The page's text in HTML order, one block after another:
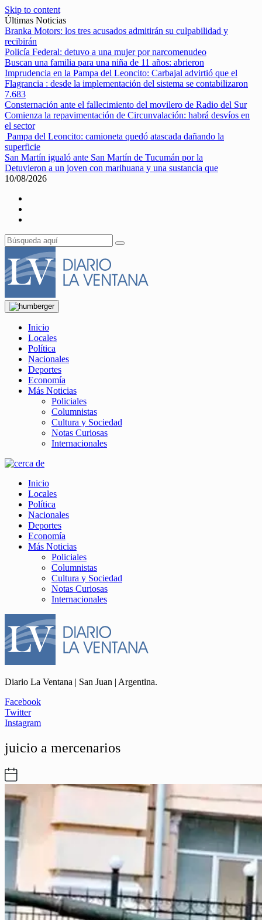
Skip to content
Últimas Noticias
Branka Motors: los tres acusados admitirán su culpabilidad y
recibirán
Policía Federal: detuvo a una mujer por narcomenudeo
Buscan una familia para una niña de 11 años: abrieron
Imprudencia en la Pampa del Leoncito: Carbajal advirtió que el
Flagrancia : desde la implementación del sistema se contabilizaron
7.683
Consternación ante el fallecimiento del movilero de Radio del Sur
Comienza la repavimentación de Circunvalación: habrá desvíos en
el sector
Pampa del Leoncito: camioneta quedó atascada dañando la
superficie
San Martín igualó ante San Martín de Tucumán por la
Detuvieron a un joven con marihuana y una sustancia que
10/08/2026
Inicio
Locales
Política
Nacionales
Deportes
Economía
Más Noticias
Policiales
Columnistas
Cultura y Sociedad
Notas Curiosas
Internacionales
Inicio
Locales
Política
Nacionales
Deportes
Economía
Más Noticias
Policiales
Columnistas
Cultura y Sociedad
Notas Curiosas
Internacionales
Diario La Ventana | San Juan | Argentina.
Facebook
Twitter
Instagram
juicio a mercenarios